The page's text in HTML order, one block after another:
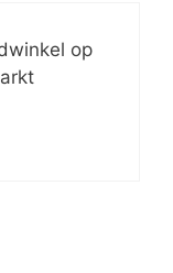
op